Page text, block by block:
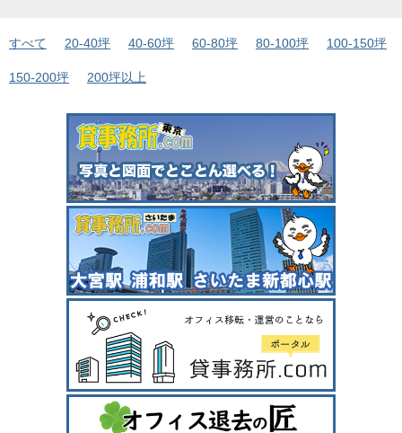
すべて 20-40坪 40-60坪 60-80坪 80-100坪 100-150坪
150-200坪 200坪以上